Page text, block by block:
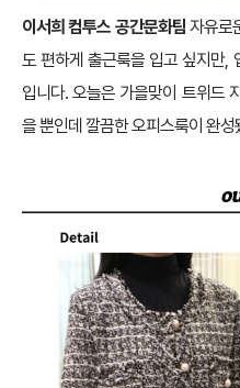
이서희 컴투스 공간문화팀 자유로
도 편하게 출근룩을 입고 싶지만,
입니다. 오늘은 가을맞이 트위드
을 뿐인데 깔끔한 오피스룩이 완성